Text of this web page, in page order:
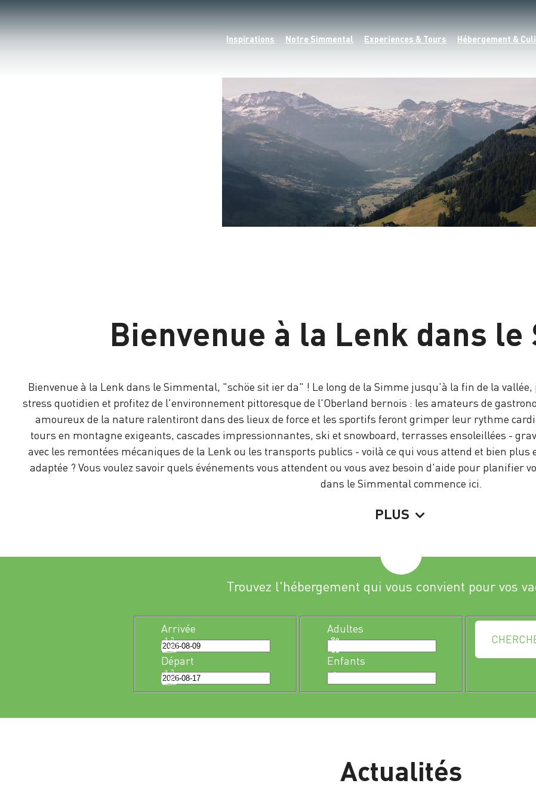
Inspirations Notre Simmental Experiences & Tours Hébergement &
Bienvenue à la Lenk dans
Bienvenue à la Lenk dans le Simmental, "schöe sit ier da" ! Le long de la Simme jusqu'à la fin de la
stress quotidien et profitez de l'environnement pittoresque de l'Oberland bernois : les amateurs de
amoureux de la nature ralentiront dans des lieux de force et les sportifs feront grimper leur rythme
tours en montagne exigeants, cascades impressionnantes, ski et snowboard, terrasses ensoleillées -
avec les remontées mécaniques de la Lenk ou les transports publics - voilà ce qui vous attend et bien
adaptée ? Vous voulez savoir quels événements vous attendent ou vous avez besoin d'aide pour planifier
dans le Simmental commence ici.
PLUS
Trouvez l'hébergement qui vous convient pour vos
Arrivée
Départ
Adultes
Enfants
Actualités